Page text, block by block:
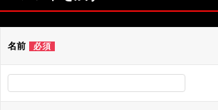
ビ
ゲ
ー
シ
ョ
名前 必須